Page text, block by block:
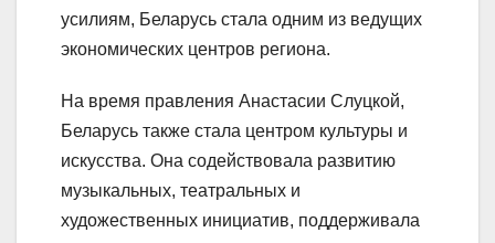
усилиям, Беларусь стала одним из ведущих
экономических центров региона.
На время правления Анастасии Слуцкой,
Беларусь также стала центром культуры и
искусства. Она содействовала развитию
музыкальных, театральных и
художественных инициатив, поддерживала